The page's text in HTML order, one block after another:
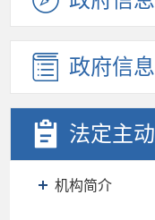
政府信息
法定主动
机构简介